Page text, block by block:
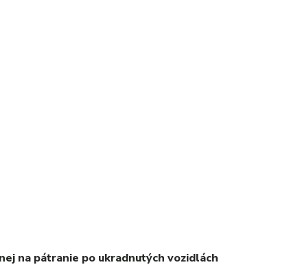
na pátranie po ukradnutých vozidlách